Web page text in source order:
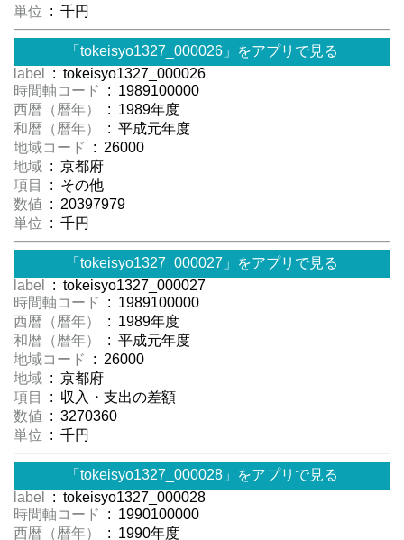
単位 : 千円
「tokeisyo1327_000026」をアプリで見る
label
: tokeisyo1327_000026
時間軸コード
: 1989100000
西暦（暦年）
: 1989年度
和暦（暦年）
: 平成元年度
地域コード
: 26000
地域 : 京都府
項目
: その他
数値 : 20397979
単位 : 千円
「tokeisyo1327_000027」をアプリで見る
label
: tokeisyo1327_000027
時間軸コード
: 1989100000
西暦（暦年）
: 1989年度
和暦（暦年）
: 平成元年度
地域コード
: 26000
地域 : 京都府
項目
: 収入・支出の差額
数値 : 3270360
単位 : 千円
「tokeisyo1327_000028」をアプリで見る
label
: tokeisyo1327_000028
時間軸コード
: 1990100000
西暦（暦年）
: 1990年度